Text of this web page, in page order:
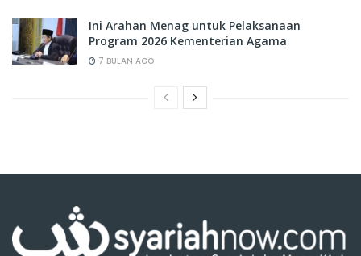
Ini Arahan Menag untuk Pelaksanaan
Program 2026 Kementerian Agama
7 BULAN AGO